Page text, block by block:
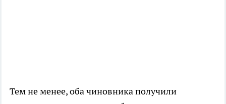
Тем не менее, оба чиновника получили